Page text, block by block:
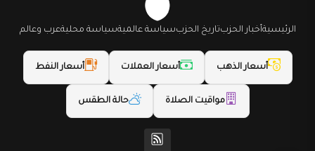
الرئيسيةأخبار الحزبتاريخ الحزبسياسة عالميةسياسة محليةعرب وعالم
أسعار الذهب أسعار العملات أسعار النفط
مواقيت الصلاة حالة الطقس